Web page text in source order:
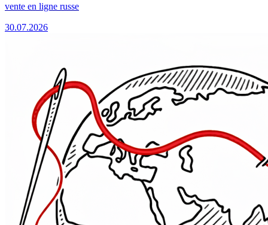
vente en ligne russe
30.07.2026